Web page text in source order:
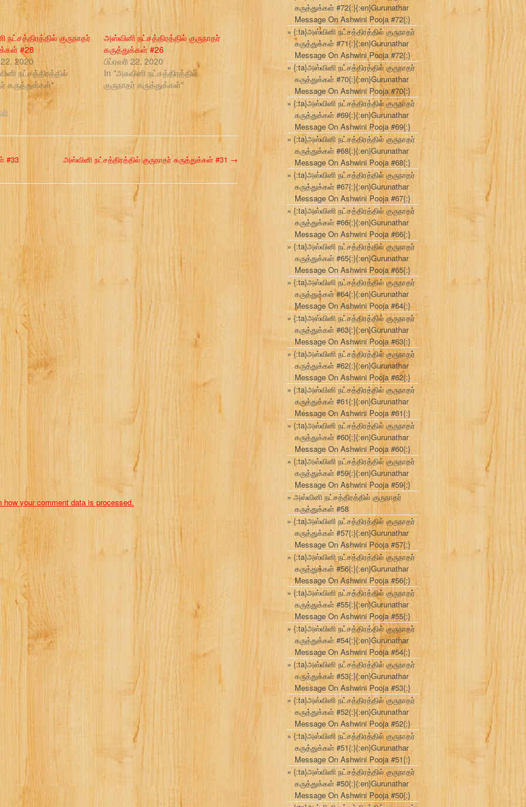
நட்சத்திரத்தில் குருநாதர்
#28
22, 2020
நட்சத்திரத்தில்
கருத்துக்கள்"
அஸ்வினி நட்சத்திரத்தில் குருநாதர்
கருத்துக்கள் #26
பிப்ரவரி 22, 2020
In "அசுவினி நட்சத்திரத்தில்
குருநாதர் கருத்துக்கள்"
#33 அஸ்வினி நட்சத்திரத்தில் குருநாதர் கருத்துக்கள் #31 →
how your comment data is processed.
கருத்துக்கள் #72{:}{:en}Gurunathar
Message On Ashwini Pooja #72{:}
{:ta}அஸ்வினி நட்சத்திரத்தில் குருநாதர்
கருத்துக்கள் #71{:}{:en}Gurunathar
Message On Ashwini Pooja #72{:}
{:ta}அஸ்வினி நட்சத்திரத்தில் குருநாதர்
கருத்துக்கள் #70{:}{:en}Gurunathar
Message On Ashwini Pooja #70{:}
{:ta}அஸ்வினி நட்சத்திரத்தில் குருநாதர்
கருத்துக்கள் #69{:}{:en}Gurunathar
Message On Ashwini Pooja #69{:}
{:ta}அஸ்வினி நட்சத்திரத்தில் குருநாதர்
கருத்துக்கள் #68{:}{:en}Gurunathar
Message On Ashwini Pooja #68{:}
{:ta}அஸ்வினி நட்சத்திரத்தில் குருநாதர்
கருத்துக்கள் #67{:}{:en}Gurunathar
Message On Ashwini Pooja #67{:}
{:ta}அஸ்வினி நட்சத்திரத்தில் குருநாதர்
கருத்துக்கள் #66{:}{:en}Gurunathar
Message On Ashwini Pooja #66{:}
{:ta}அஸ்வினி நட்சத்திரத்தில் குருநாதர்
கருத்துக்கள் #65{:}{:en}Gurunathar
Message On Ashwini Pooja #65{:}
{:ta}அஸ்வினி நட்சத்திரத்தில் குருநாதர்
கருத்துக்கள் #64{:}{:en}Gurunathar
Message On Ashwini Pooja #64{:}
{:ta}அஸ்வினி நட்சத்திரத்தில் குருநாதர்
கருத்துக்கள் #63{:}{:en}Gurunathar
Message On Ashwini Pooja #63{:}
{:ta}அஸ்வினி நட்சத்திரத்தில் குருநாதர்
கருத்துக்கள் #62{:}{:en}Gurunathar
Message On Ashwini Pooja #62{:}
{:ta}அஸ்வினி நட்சத்திரத்தில் குருநாதர்
கருத்துக்கள் #61{:}{:en}Gurunathar
Message On Ashwini Pooja #61{:}
{:ta}அஸ்வினி நட்சத்திரத்தில் குருநாதர்
கருத்துக்கள் #60{:}{:en}Gurunathar
Message On Ashwini Pooja #60{:}
{:ta}அஸ்வினி நட்சத்திரத்தில் குருநாதர்
கருத்துக்கள் #59{:}{:en}Gurunathar
Message On Ashwini Pooja #59{:}
அஸ்வினி நட்சத்திரத்தில் குருநாதர்
கருத்துக்கள் #58
{:ta}அஸ்வினி நட்சத்திரத்தில் குருநாதர்
கருத்துக்கள் #57{:}{:en}Gurunathar
Message On Ashwini Pooja #57{:}
{:ta}அஸ்வினி நட்சத்திரத்தில் குருநாதர்
கருத்துக்கள் #56{:}{:en}Gurunathar
Message On Ashwini Pooja #56{:}
{:ta}அஸ்வினி நட்சத்திரத்தில் குருநாதர்
கருத்துக்கள் #55{:}{:en}Gurunathar
Message On Ashwini Pooja #55{:}
{:ta}அஸ்வினி நட்சத்திரத்தில் குருநாதர்
கருத்துக்கள் #54{:}{:en}Gurunathar
Message On Ashwini Pooja #54{:}
{:ta}அஸ்வினி நட்சத்திரத்தில் குருநாதர்
கருத்துக்கள் #53{:}{:en}Gurunathar
Message On Ashwini Pooja #53{:}
{:ta}அஸ்வினி நட்சத்திரத்தில் குருநாதர்
கருத்துக்கள் #52{:}{:en}Gurunathar
Message On Ashwini Pooja #52{:}
{:ta}அஸ்வினி நட்சத்திரத்தில் குருநாதர்
கருத்துக்கள் #51{:}{:en}Gurunathar
Message On Ashwini Pooja #51{:}
{:ta}அஸ்வினி நட்சத்திரத்தில் குருநாதர்
கருத்துக்கள் #50{:}{:en}Gurunathar
Message On Ashwini Pooja #50{:}